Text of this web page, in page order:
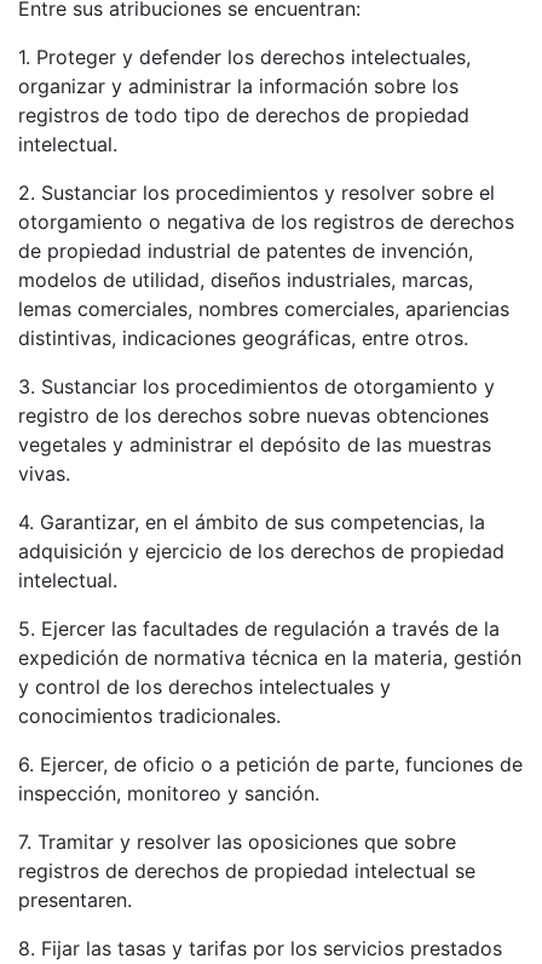
Entre sus atribuciones se encuentran:
1. Proteger y defender los derechos intelectuales,
organizar y administrar la información sobre los
registros de todo tipo de derechos de propiedad
intelectual.
2. Sustanciar los procedimientos y resolver sobre el
otorgamiento o negativa de los registros de derechos
de propiedad industrial de patentes de invención,
modelos de utilidad, diseños industriales, marcas,
lemas comerciales, nombres comerciales, apariencias
distintivas, indicaciones geográficas, entre otros.
3. Sustanciar los procedimientos de otorgamiento y
registro de los derechos sobre nuevas obtenciones
vegetales y administrar el depósito de las muestras
vivas.
4. Garantizar, en el ámbito de sus competencias, la
adquisición y ejercicio de los derechos de propiedad
intelectual.
5. Ejercer las facultades de regulación a través de la
expedición de normativa técnica en la materia, gestión
y control de los derechos intelectuales y
conocimientos tradicionales.
6. Ejercer, de oficio o a petición de parte, funciones de
inspección, monitoreo y sanción.
7. Tramitar y resolver las oposiciones que sobre
registros de derechos de propiedad intelectual se
presentaren.
8. Fijar las tasas y tarifas por los servicios prestados